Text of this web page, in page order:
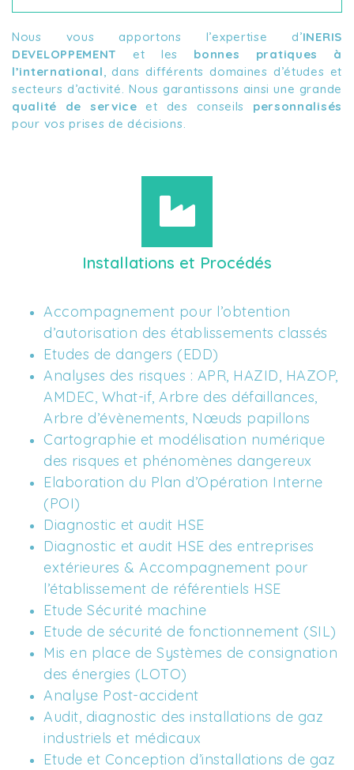
Nous vous apportons l’expertise d’INERIS
DEVELOPPEMENT
et les bonnes pratiques à
l’international, dans différents domaines d’études et
secteurs d’activité. Nous garantissons ainsi une grande
qualité de service et des conseils personnalisés
pour vos prises de décisions.
Installations et Procédés
Accompagnement pour l’obtention
d’autorisation des établissements classés
Etudes de dangers (EDD)
Analyses des risques : APR, HAZID, HAZOP,
AMDEC, What-if, Arbre des défaillances,
Arbre d’évènements, Nœuds papillons
Cartographie et modélisation numérique
des risques et phénomènes dangereux
Elaboration du Plan d’Opération Interne
(POI)
Diagnostic et audit HSE
Diagnostic et audit HSE des entreprises
extérieures & Accompagnement pour
l’établissement de référentiels HSE
Etude Sécurité machine
Etude de sécurité de fonctionnement (SIL)
Mis en place de Systèmes de consignation
des énergies (LOTO)
Analyse Post-accident
Audit, diagnostic des installations de gaz
industriels et médicaux
Etude et Conception d’installations de gaz